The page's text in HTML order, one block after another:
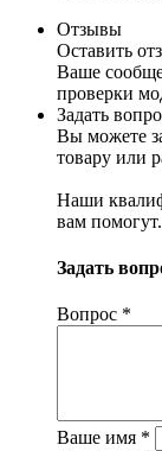
Отзывы
Оставить
Ваше
проверки
Задать
Вы можете
товару или
Наши
вам помогут.
Задать
Вопрос *
Ваше имя *